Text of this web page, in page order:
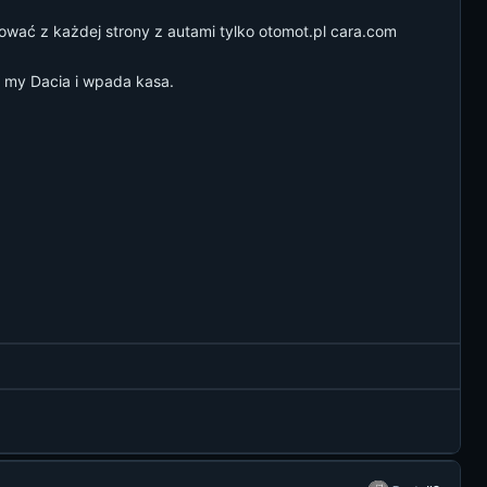
z każdej strony z autami tylko otomot.pl cara.com
Dacia i wpada kasa.